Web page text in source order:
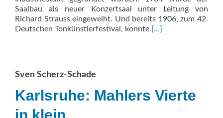
Saalbau als neuer Konzertsaal unter Leitung von
Richard Strauss eingeweiht. Und bereits 1906, zum 42.
Deutschen Tonkünstlerfestival, konnte Read
[…]
Sven Scherz-Schade
Karlsruhe: Mahlers Vierte